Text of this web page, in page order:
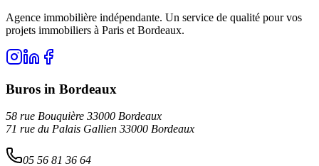
Agence immobilière indépendante. Un service de qualité pour vos
projets immobiliers à Paris et Bordeaux.
Buros in Bordeaux
58 rue Bouquière 33000 Bordeaux
71 rue du Palais Gallien 33000 Bordeaux
05 56 81 36 64